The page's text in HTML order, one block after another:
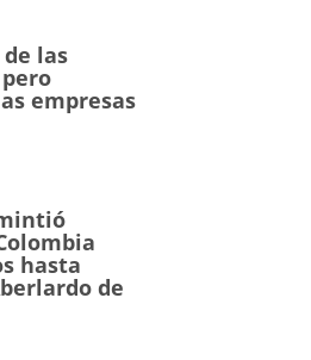
las
empresas
hasta
de